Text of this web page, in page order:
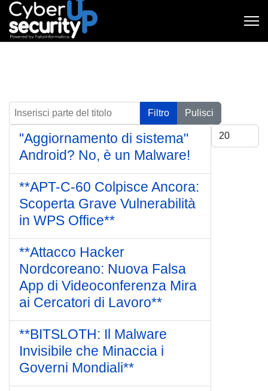
Inserisci parte del titolo Filtro
Pulisci
Visualizza #
"Aggiornamento di sistema"
Android? No, è un Malware!
**APT-C-60 Colpisce Ancora:
Scoperta Grave Vulnerabilità
in WPS Office**
**Attacco Hacker
Nordcoreano: Nuova Falsa
App di Videoconferenza Mira
ai Cercatori di Lavoro**
**BITSLOTH: Il Malware
Invisibile che Minaccia i
Governi Mondiali**